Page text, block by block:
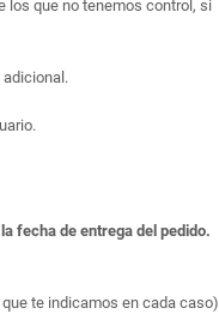
los que no tenemos control, si
fecha de entrega del pedido.
te indicamos en cada caso)